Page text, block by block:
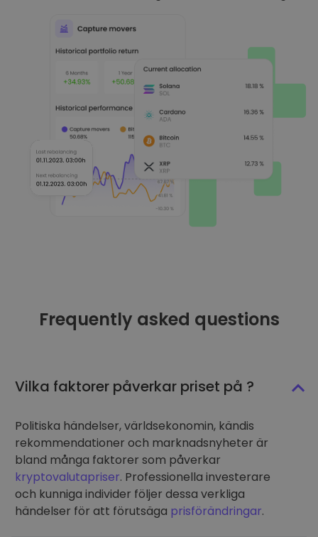
Frequently asked questions
Vilka faktorer påverkar priset på ?
Politiska händelser, världsekonomin, kändis
rekommendationer och marknadsnyheter är
bland många faktorer som påverkar
kryptovalutapriser. Professionella investerare
och kunniga individer följer dessa verkliga
händelser för att förutsäga prisförändringar.